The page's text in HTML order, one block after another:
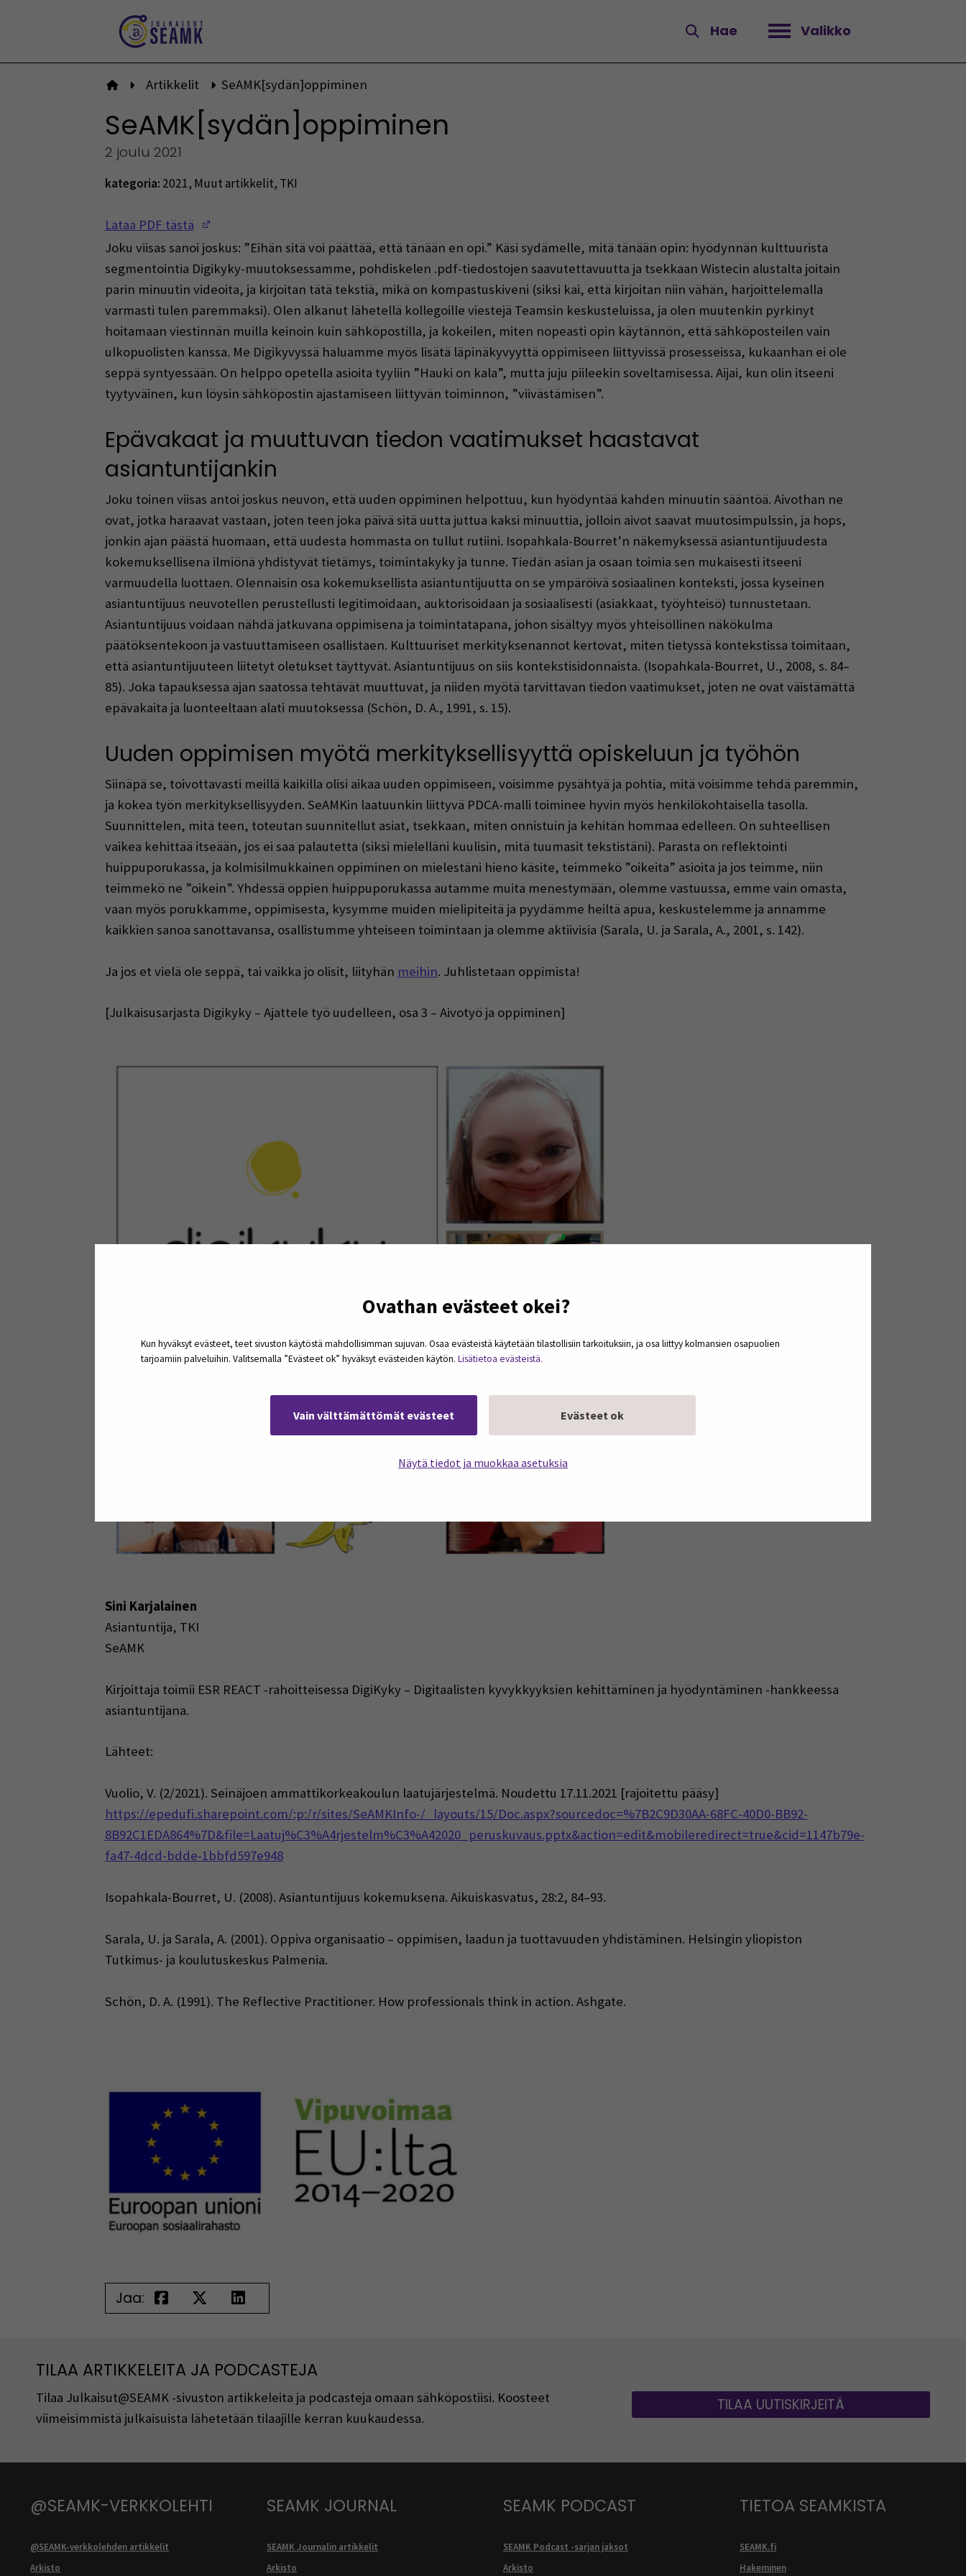
Ovathan evästeet okei?
Kun hyväksyt evästeet, teet sivuston käytöstä mahdollisimman sujuvan. Osaa evästeistä käytetään tilastollisiin tarkoituksiin, ja osa liittyy kolmansien osapuolien
tarjoamiin palveluihin. Valitsemalla ”Evästeet ok” hyväksyt evästeiden käytön. Lisätietoa evästeistä.
Vain välttämättömät evästeet Evästeet ok
Näytä tiedot ja muokkaa asetuksia
Hae Valikko
Avaa valikko
Etusivulle
Artikkelit SeAMK[sydän]oppiminen
SeAMK[sydän]oppiminen
2 joulu 2021
kategoria: 2021, Muut artikkelit, TKI
Lataa PDF tästä
Joku viisas sanoi joskus: ”Eihän sitä voi päättää, että tänään en opi.” Käsi sydämelle, mitä tänään opin: hyödynnän kulttuurista
segmentointia Digikyky-muutoksessamme, pohdiskelen .pdf-tiedostojen saavutettavuutta ja tsekkaan Wistecin alustalta joitain
parin minuutin videoita, ja kirjoitan tätä tekstiä, mikä on kompastuskiveni (siksi kai, että kirjoitan niin vähän, harjoittelemalla
varmasti tulen paremmaksi). Olen alkanut lähetellä kollegoille viestejä Teamsin keskusteluissa, ja olen muutenkin pyrkinyt
hoitamaan viestinnän muilla keinoin kuin sähköpostilla, ja kokeilen, miten nopeasti opin käytännön, että sähköposteilen vain
ulkopuolisten kanssa. Me Digikyvyssä haluamme myös lisätä läpinäkyvyyttä oppimiseen liittyvissä prosesseissa, kukaanhan ei ole
seppä syntyessään. On helppo opetella asioita tyyliin ”Hauki on kala”, mutta juju piileekin soveltamisessa. Aijai, kun olin itseeni
tyytyväinen, kun löysin sähköpostin ajastamiseen liittyvän toiminnon, ”viivästämisen”.
Epävakaat ja muuttuvan tiedon vaatimukset haastavat
asiantuntijankin
Joku toinen viisas antoi joskus neuvon, että uuden oppiminen helpottuu, kun hyödyntää kahden minuutin sääntöä. Aivothan ne
ovat, jotka haraavat vastaan, joten teen joka päivä sitä uutta juttua kaksi minuuttia, jolloin aivot saavat muutosimpulssin, ja hops,
jonkin ajan päästä huomaan, että uudesta hommasta on tullut rutiini. Isopahkala-Bourret’n näkemyksessä asiantuntijuudesta
kokemuksellisena ilmiönä yhdistyvät tietämys, toimintakyky ja tunne. Tiedän asian ja osaan toimia sen mukaisesti itseeni
varmuudella luottaen. Olennaisin osa kokemuksellista asiantuntijuutta on se ympäröivä sosiaalinen konteksti, jossa kyseinen
asiantuntijuus neuvotellen perustellusti legitimoidaan, auktorisoidaan ja sosiaalisesti (asiakkaat, työyhteisö) tunnustetaan.
Asiantuntijuus voidaan nähdä jatkuvana oppimisena ja toimintatapana, johon sisältyy myös yhteisöllinen näkökulma
päätöksentekoon ja vastuuttamiseen osallistaen. Kulttuuriset merkityksenannot kertovat, miten tietyssä kontekstissa toimitaan,
että asiantuntijuuteen liitetyt oletukset täyttyvät. Asiantuntijuus on siis kontekstisidonnaista. (Isopahkala-Bourret, U., 2008, s. 84–
85). Joka tapauksessa ajan saatossa tehtävät muuttuvat, ja niiden myötä tarvittavan tiedon vaatimukset, joten ne ovat väistämättä
epävakaita ja luonteeltaan alati muutoksessa (Schön, D. A., 1991, s. 15).
Uuden oppimisen myötä merkityksellisyyttä opiskeluun ja työhön
Siinäpä se, toivottavasti meillä kaikilla olisi aikaa uuden oppimiseen, voisimme pysähtyä ja pohtia, mitä voisimme tehdä paremmin,
ja kokea työn merkityksellisyyden. SeAMKin laatuunkin liittyvä PDCA-malli toiminee hyvin myös henkilökohtaisella tasolla.
Suunnittelen, mitä teen, toteutan suunnitellut asiat, tsekkaan, miten onnistuin ja kehitän hommaa edelleen. On suhteellisen
vaikea kehittää itseään, jos ei saa palautetta (siksi mielelläni kuulisin, mitä tuumasit tekstistäni). Parasta on reflektointi
huippuporukassa, ja kolmisilmukkainen oppiminen on mielestäni hieno käsite, teimmekö ”oikeita” asioita ja jos teimme, niin
teimmekö ne ”oikein”. Yhdessä oppien huippuporukassa autamme muita menestymään, olemme vastuussa, emme vain omasta,
vaan myös porukkamme, oppimisesta, kysymme muiden mielipiteitä ja pyydämme heiltä apua, keskustelemme ja annamme
kaikkien sanoa sanottavansa, osallistumme yhteiseen toimintaan ja olemme aktiivisia (Sarala, U. ja Sarala, A., 2001, s. 142).
Ja jos et vielä ole seppä, tai vaikka jo olisit, liityhän meihin. Juhlistetaan oppimista!
[Julkaisusarjasta Digikyky – Ajattele työ uudelleen, osa 3 – Aivotyö ja oppiminen]
Sini Karjalainen
Asiantuntija, TKI
SeAMK
Kirjoittaja toimii ESR REACT -rahoitteisessa DigiKyky – Digitaalisten kyvykkyyksien kehittäminen ja hyödyntäminen -hankkeessa
asiantuntijana.
Lähteet:
Vuolio, V. (2/2021). Seinäjoen ammattikorkeakoulun laatujärjestelmä. Noudettu 17.11.2021 [rajoitettu pääsy]
https://epedufi.sharepoint.com/:p:/r/sites/SeAMKInfo-/_layouts/15/Doc.aspx?sourcedoc=%7B2C9D30AA-68FC-40D0-BB92-
8B92C1EDA864%7D&file=Laatuj%C3%A4rjestelm%C3%A42020_peruskuvaus.pptx&action=edit&mobileredirect=true&cid=1147b79e-
fa47-4dcd-bdde-1bbfd597e948
Isopahkala-Bourret, U. (2008). Asiantuntijuus kokemuksena. Aikuiskasvatus, 28:2, 84–93.
Sarala, U. ja Sarala, A. (2001). Oppiva organisaatio – oppimisen, laadun ja tuottavuuden yhdistäminen. Helsingin yliopiston
Tutkimus- ja koulutuskeskus Palmenia.
Schön, D. A. (1991). The Reflective Practitioner. How professionals think in action. Ashgate.
Jaa:
TILAA ARTIKKELEITA JA PODCASTEJA
Tilaa Julkaisut@SEAMK -sivuston artikkeleita ja podcasteja omaan sähköpostiisi. Koosteet
viimeisimmistä julkaisuista lähetetään tilaajille kerran kuukaudessa.
TILAA UUTISKIRJEITÄ
@SEAMK-VERKKOLEHTI
@SEAMK-verkkolehden artikkelit
Arkisto
SEAMK JOURNAL
SEAMK Journalin artikkelit
Arkisto
SEAMK PODCAST
SEAMK Podcast -sarjan jaksot
Arkisto
TIETOA SEAMKISTA
SEAMK.fi
Hakeminen